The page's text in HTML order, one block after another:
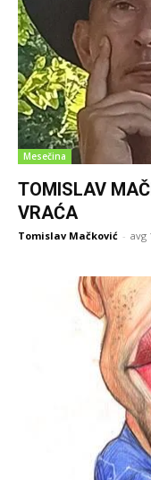
Mesečina
TOMISLAV
VRAĆA
Tomislav Mačković - avg